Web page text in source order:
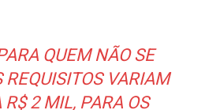
QUEM NÃO SE
REQUISITOS VARIAM
R$ 2 MIL, PARA OS